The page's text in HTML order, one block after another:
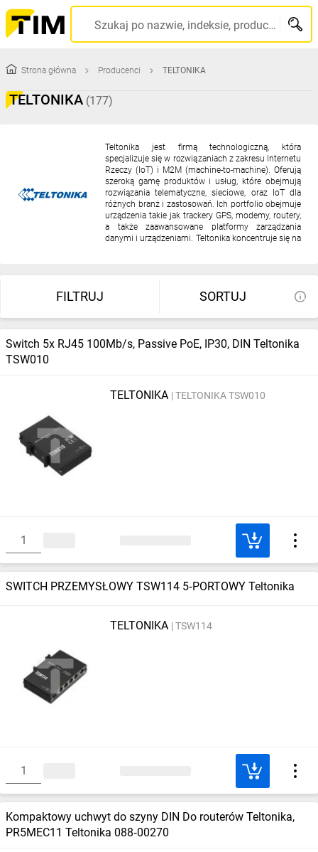
TIM
SA
-
produkty
w
Szukaj po nazwie, indeksie, producencie, kodzie kreskowym...
Strona główna Producenci TELTONIKA
TELTONIKA (177)
Teltonika jest firmą technologiczną, która
specjalizuje się w rozwiązaniach z zakresu Internetu
Rzeczy (IoT) i M2M (machine-to-machine). Oferują
szeroką gamę produktów i usług, które obejmują
rozwiązania telematyczne, sieciowe, oraz IoT dla
różnych branż i zastosowań. Ich portfolio obejmuje
urządzenia takie jak trackery GPS, modemy, routery,
a także zaawansowane platformy zarządzania
danymi i urządzeniami. Teltonika koncentruje się na
FILTRUJ SORTUJ
Switch 5x RJ45 100Mb/s, Passive PoE, IP30, DIN Teltonika
TSW010
TELTONIKA TELTONIKA TSW010
SWITCH PRZEMYSŁOWY TSW114 5‑PORTOWY Teltonika
TELTONIKA TSW114
Kompaktowy uchwyt do szyny DIN Do routerów Teltonika,
PR5MEC11 Teltonika 088‑00270